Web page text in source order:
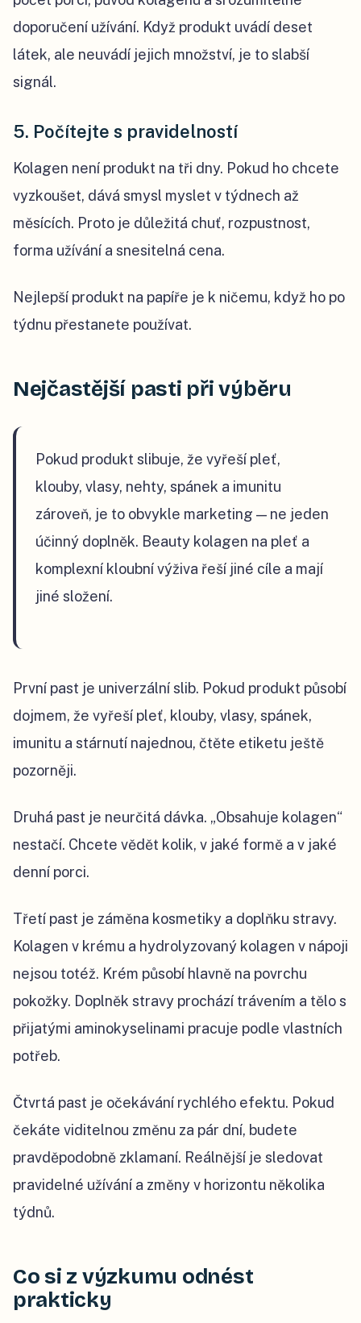
doporučení užívání. Když produkt uvádí deset
látek, ale neuvádí jejich množství, je to slabší
signál.
5. Počítejte s pravidelností
Kolagen není produkt na tři dny. Pokud ho chcete
vyzkoušet, dává smysl myslet v týdnech až
měsících. Proto je důležitá chuť, rozpustnost,
forma užívání a snesitelná cena.
Nejlepší produkt na papíře je k ničemu, když ho po
týdnu přestanete používat.
Nejčastější pasti při výběru
Pokud produkt slibuje, že vyřeší pleť,
klouby, vlasy, nehty, spánek a imunitu
zároveň, je to obvykle marketing — ne jeden
účinný doplněk. Beauty kolagen na pleť a
komplexní kloubní výživa řeší jiné cíle a mají
jiné složení.
První past je univerzální slib. Pokud produkt působí
dojmem, že vyřeší pleť, klouby, vlasy, spánek,
imunitu a stárnutí najednou, čtěte etiketu ještě
pozorněji.
Druhá past je neurčitá dávka. „Obsahuje kolagen“
nestačí. Chcete vědět kolik, v jaké formě a v jaké
denní porci.
Třetí past je záměna kosmetiky a doplňku stravy.
Kolagen v krému a hydrolyzovaný kolagen v nápoji
nejsou totéž. Krém působí hlavně na povrchu
pokožky. Doplněk stravy prochází trávením a tělo s
přijatými aminokyselinami pracuje podle vlastních
potřeb.
Čtvrtá past je očekávání rychlého efektu. Pokud
čekáte viditelnou změnu za pár dní, budete
pravděpodobně zklamaní. Reálnější je sledovat
pravidelné užívání a změny v horizontu několika
týdnů.
Co si z výzkumu odnést
prakticky